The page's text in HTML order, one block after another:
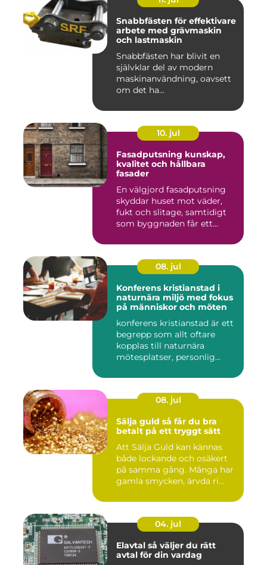
Snabbfästen för effektivare
arbete med grävmaskin
och lastmaskin
Snabbfästen har blivit en
självklar del av modern
maskinanvändning, oavsett
om det ha...
10. jul
Fasadputsning kunskap,
kvalitet och hållbara
fasader
En välgjord fasadputsning
skyddar huset mot väder,
fukt och slitage, samtidigt
som byggnaden får ett...
08. jul
Konferens kristianstad i
naturnära miljö med fokus
på människor och möten
konferens kristianstad är ett
begrepp som allt oftare
kopplas till naturnära
mötesplatser, personlig...
08. jul
Sälja guld så får du bra
betalt på ett tryggt sätt
Att Sälja Guld kan kännas
både lockande och osäkert
på samma gång. Många har
gamla smycken, ärvda ri...
04. jul
Elavtal så väljer du rätt
avtal för din vardag